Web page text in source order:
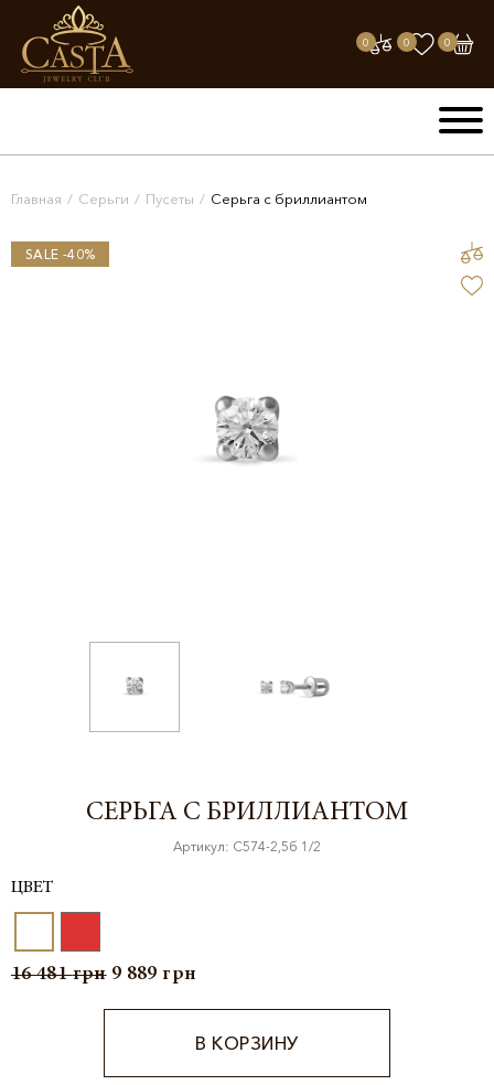
0 0 0
Главная / Серьги / Пусеты / Серьга с бриллиантом
SALE -40%
СЕРЬГА С БРИЛЛИАНТОМ
Артикул: С574-2,5б 1/2
ЦВЕТ
16 481грн 9 889грн
В КОРЗИНУ